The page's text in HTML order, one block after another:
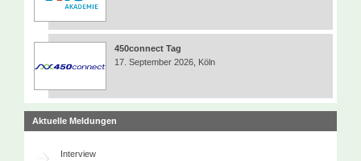
450connect Tag
17. September 2026, Köln
Aktuelle Meldungen
Interview